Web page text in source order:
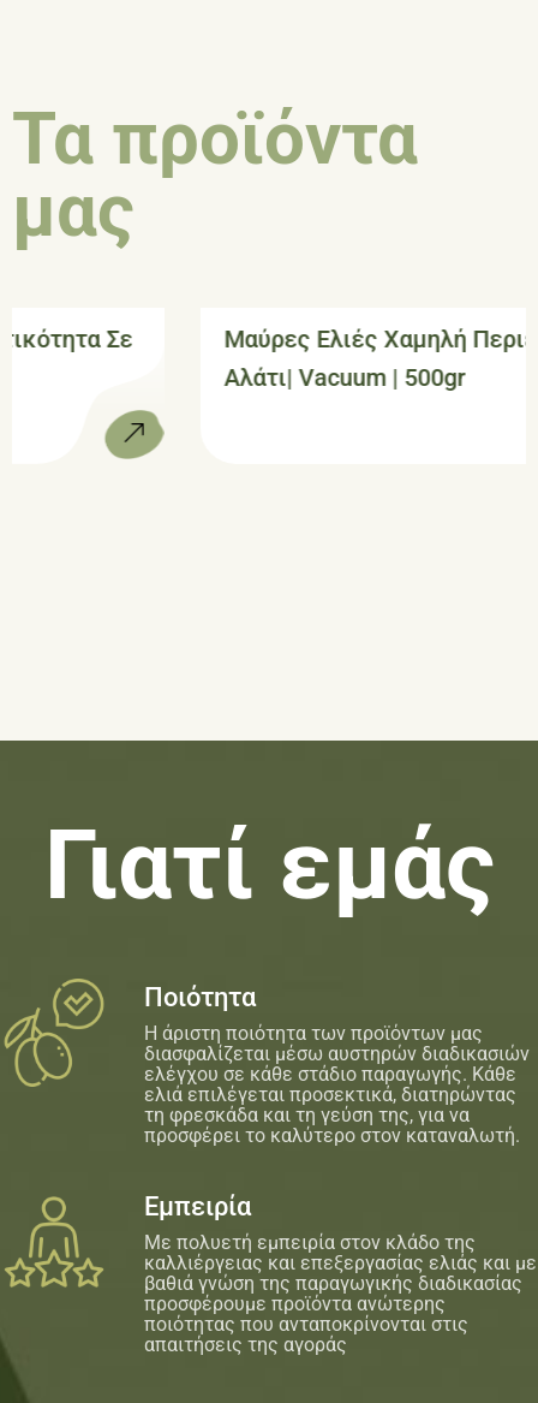
Τα προϊόντα
μας
Μαύρες Ελιές Χαμηλή Περιεκτικότητα Σε
Αλάτι| Vacuum | 500gr
Γιατί εμάς
Ποιότητα
Η άριστη ποιότητα των προϊόντων μας
διασφαλίζεται μέσω αυστηρών διαδικασιών
ελέγχου σε κάθε στάδιο παραγωγής. Κάθε
ελιά επιλέγεται προσεκτικά, διατηρώντας
τη φρεσκάδα και τη γεύση της, για να
προσφέρει το καλύτερο στον καταναλωτή.
Εμπειρία
Με πολυετή εμπειρία στον κλάδο της
καλλιέργειας και επεξεργασίας ελιάς και με
βαθιά γνώση της παραγωγικής διαδικασίας
προσφέρουμε προϊόντα ανώτερης
ποιότητας που ανταποκρίνονται στις
απαιτήσεις της αγοράς